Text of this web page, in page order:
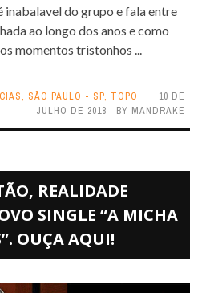
ao longo dos anos e como
momentos tristonhos ...
, SÃO PAULO - SP, TOPO
10 DE
JULHO DE 2018
BY MANDRAKE
REALIDADE
SINGLE “A MICHA
OUÇA AQUI!